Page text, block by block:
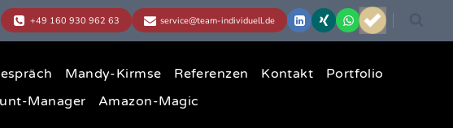
Mandy-Kirmse Referenzen Kontakt
Portfolio
Manager Amazon-Magic